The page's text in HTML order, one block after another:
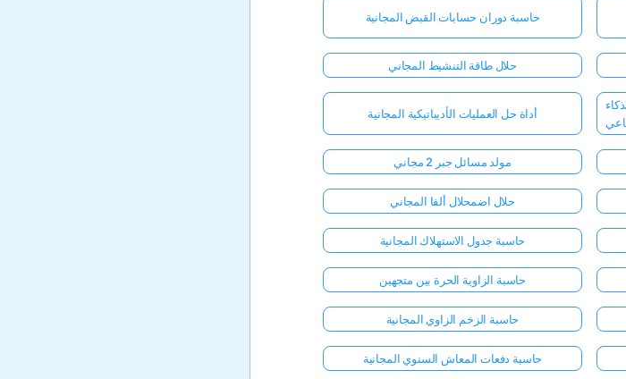
حاسبة دوران حسابات القبض المجانية
حلال طاقة التنشيط المجاني
أداة حل العمليات الأديباتيكية المجانية
مولد مسائل جبر 2 مجاني
حلال اضمحلال ألفا المجاني
حاسبة جدول الاستهلاك المجانية
حاسبة الزاوية الحرة بين متجهين
حاسبة الزخم الزاوي المجانية
حاسبة دفعات المعاش السنوي المجانية